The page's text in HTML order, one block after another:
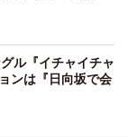
ル『イチャイチャ
ンは『日向坂で会